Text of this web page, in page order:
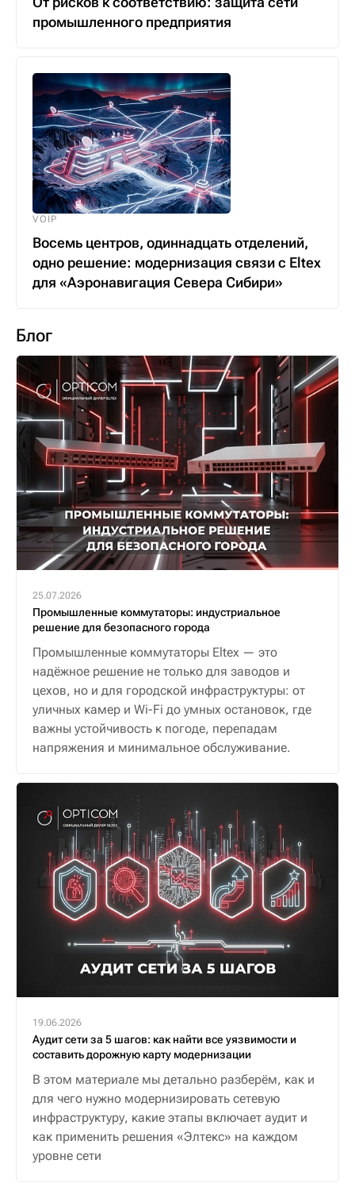
промышленного предприятия
VOIP
Восемь центров, одиннадцать отделений,
одно решение: модернизация связи с Eltex
для «Аэронавигация Севера Сибири»
Блог
25.07.2026
Промышленные коммутаторы: индустриальное
решение для безопасного города
Промышленные коммутаторы Eltex — это
надёжное решение не только для заводов и
цехов, но и для городской инфраструктуры: от
уличных камер и Wi-Fi до умных остановок, где
важны устойчивость к погоде, перепадам
напряжения и минимальное обслуживание.
19.06.2026
Аудит сети за 5 шагов: как найти все уязвимости и
составить дорожную карту модернизации
В этом материале мы детально разберём, как и
для чего нужно модернизировать сетевую
инфраструктуру, какие этапы включает аудит и
как применить решения «Элтекс» на каждом
уровне сети